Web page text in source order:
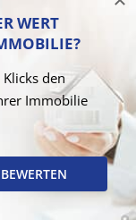
WERT
den
Immobilie